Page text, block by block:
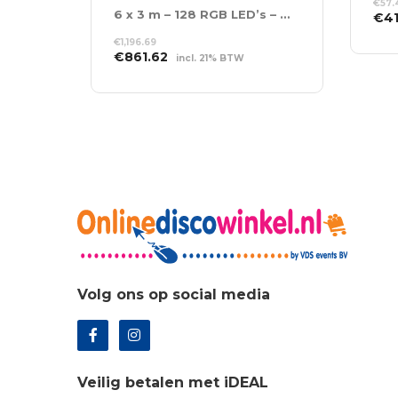
6 x 3 m – 128 RGB LED’s – Incl. Controller
€1,196.69
Oorspronkelijke
was:
€861.62 Huidige
is:
incl. 21% BTW
WINKELWAGEN
€
€
Volg ons op social media
Veilig betalen met iDEAL